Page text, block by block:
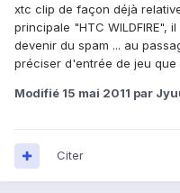
xtc clip de façon déjà
principale "HTC
devenir du spam ... au
préciser d'entrée de jeu que
Modifié 15 mai 2011 par
Citer